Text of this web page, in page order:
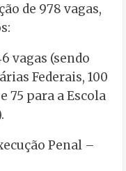
de 978 vagas,
vagas (sendo
Federais, 100
75 para a Escola
Penal –